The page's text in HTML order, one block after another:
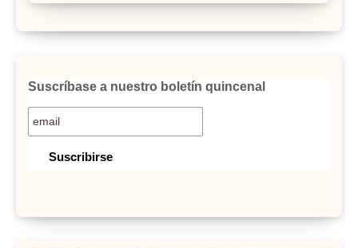
Suscríbase a nuestro boletín quincenal